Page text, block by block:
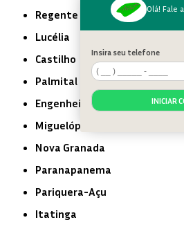
Regente Feijó
Lucélia
Castilho
Palmital
Engenheiro Coelho
Miguelópolis
Nova Granada
Paranapanema
Pariquera-Açu
Itatinga
Olá! Fale
Insira seu telefone
INICIAR